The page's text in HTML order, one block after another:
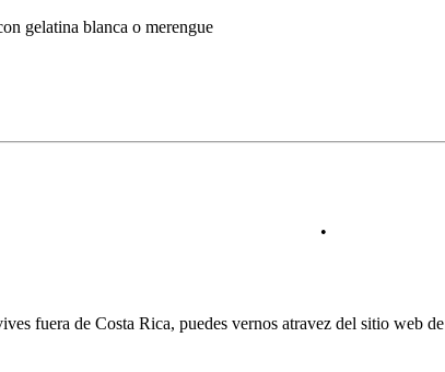
gelatina blanca o merengue
•
fuera de Costa Rica, puedes vernos atravez del sitio web de